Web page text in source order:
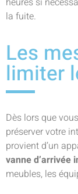
la fuite.
Les
limiter
Dès lors que
préserver votre
provient d’un
vanne d’arrivée
meubles, les